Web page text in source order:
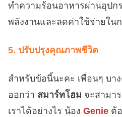
ทำความร้อนอาหารผ่านอุป
พลังงานและลดค่าใช้จ่ายใน
5. ปรับปรุงคุณภาพชีวิต
สำหรับข้อนี้นะคะ เพื่อนๆ บา
ออกว่า สมาร์ทโฮม จะสามา
เราได้อย่างไร น้อง Genie ต้